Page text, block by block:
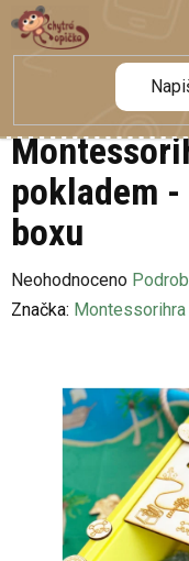
Přejít
na
obsah
pokladem
boxu
Průměrné
hodnocení
hvězdiček.
Neohodnoceno
Značka: Montessorihra